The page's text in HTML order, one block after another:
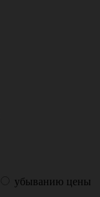
убыванию цены